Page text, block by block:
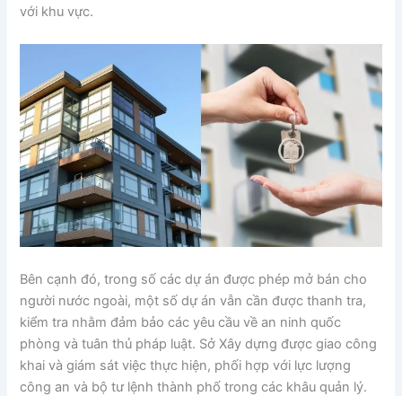
với khu vực.
Bên cạnh đó, trong số các dự án được phép mở bán cho
người nước ngoài, một số dự án vẫn cần được thanh tra,
kiểm tra nhằm đảm bảo các yêu cầu về an ninh quốc
phòng và tuân thủ pháp luật. Sở Xây dựng được giao công
khai và giám sát việc thực hiện, phối hợp với lực lượng
công an và bộ tư lệnh thành phố trong các khâu quản lý.